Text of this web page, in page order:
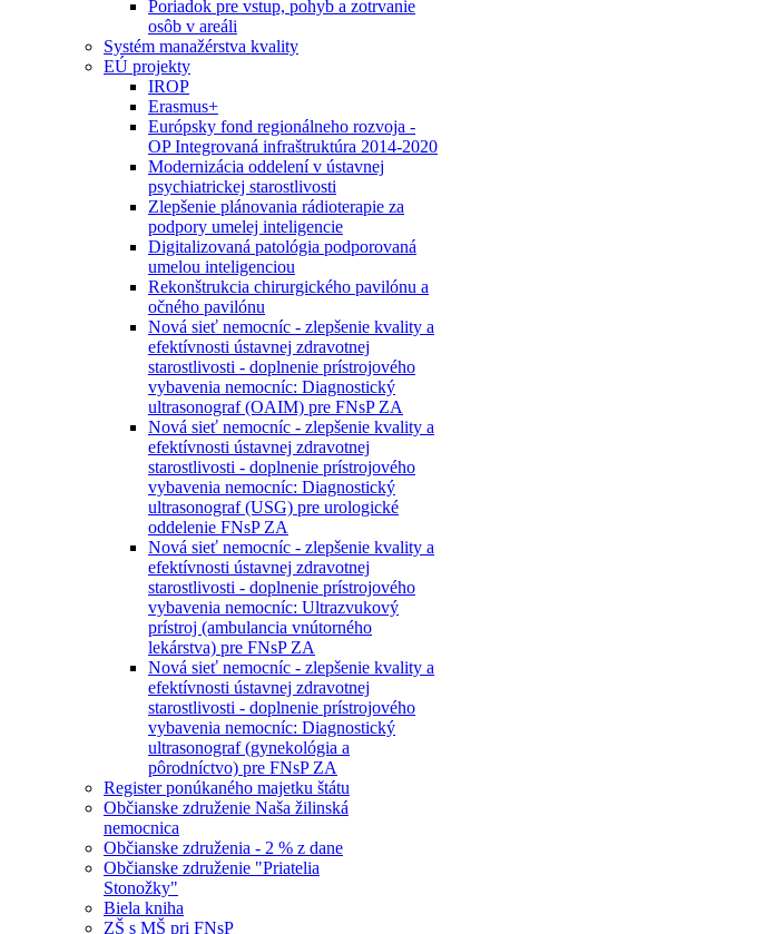
Poriadok pre vstup, pohyb a zotrvanie
osôb v areáli
Systém manažérstva kvality
EÚ projekty
IROP
Erasmus+
Európsky fond regionálneho rozvoja -
OP Integrovaná infraštruktúra 2014-2020
Modernizácia oddelení v ústavnej
psychiatrickej starostlivosti
Zlepšenie plánovania rádioterapie za
podpory umelej inteligencie
Digitalizovaná patológia podporovaná
umelou inteligenciou
Rekonštrukcia chirurgického pavilónu a
očného pavilónu
Nová sieť nemocníc - zlepšenie kvality a
efektívnosti ústavnej zdravotnej
starostlivosti - doplnenie prístrojového
vybavenia nemocníc: Diagnostický
ultrasonograf (OAIM) pre FNsP ZA
Nová sieť nemocníc - zlepšenie kvality a
efektívnosti ústavnej zdravotnej
starostlivosti - doplnenie prístrojového
vybavenia nemocníc: Diagnostický
ultrasonograf (USG) pre urologické
oddelenie FNsP ZA
Nová sieť nemocníc - zlepšenie kvality a
efektívnosti ústavnej zdravotnej
starostlivosti - doplnenie prístrojového
vybavenia nemocníc: Ultrazvukový
prístroj (ambulancia vnútorného
lekárstva) pre FNsP ZA
Nová sieť nemocníc - zlepšenie kvality a
efektívnosti ústavnej zdravotnej
starostlivosti - doplnenie prístrojového
vybavenia nemocníc: Diagnostický
ultrasonograf (gynekológia a
pôrodníctvo) pre FNsP ZA
Register ponúkaného majetku štátu
Občianske združenie Naša žilinská
nemocnica
Občianske združenia - 2 % z dane
Občianske združenie "Priatelia
Stonožky"
Biela kniha
ZŠ s MŠ pri FNsP